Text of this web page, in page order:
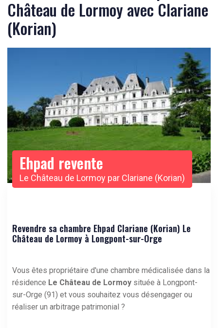
Château de Lormoy avec Clariane
(Korian)
Ehpad revente
Le Château de Lormoy par Clariane (Korian)
Revendre sa chambre Ehpad Clariane (Korian) Le
Château de Lormoy à Longpont-sur-Orge
Vous êtes propriétaire d'une chambre médicalisée dans la
résidence Le Château de Lormoy située à Longpont-
sur-Orge (91) et vous souhaitez vous désengager ou
réaliser un arbitrage patrimonial ?